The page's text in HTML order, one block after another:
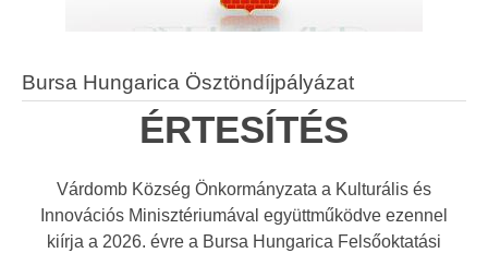
Bursa Hungarica Ösztöndíjpályázat
ÉRTESÍTÉS
Várdomb Község Önkormányzata a Kulturális és
Innovációs Minisztériumával együttműködve ezennel
kiírja a 2026. évre a Bursa Hungarica Felsőoktatási